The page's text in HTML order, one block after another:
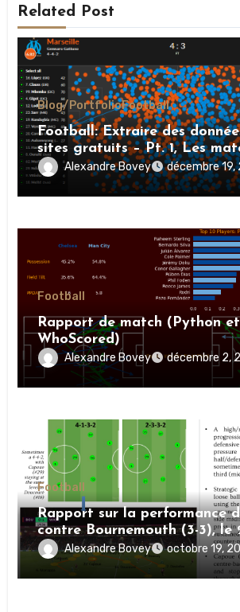
Related Post
Blog/PortfolioFootball
Football: Extraire des
sites gratuits – Pt. 1, Les
Alexandre Bovey décembre
Football
Rapport de match (Python et
WhoScored)
Alexandre Bovey décembre 2,
Football
Rapport sur la performance
contre Bournemouth (3-3), le
2019Alexandre Bovey octobre 19,